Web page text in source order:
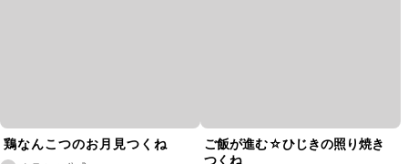
鶏なんこつのお月見つくね
ご飯が進む☆ひじきの照り焼き
つくね